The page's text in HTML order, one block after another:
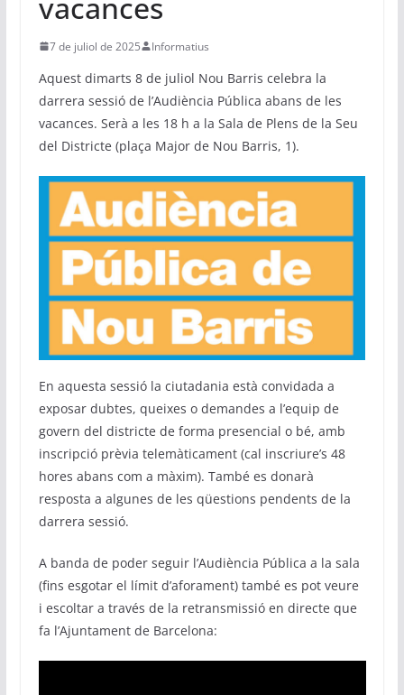
7 de juliol de 2025 Informatius
Aquest dimarts 8 de juliol Nou Barris celebra la
darrera sessió de l’Audiència Pública abans de les
vacances. Serà a les 18 h a la Sala de Plens de la Seu
del Districte (plaça Major de Nou Barris, 1).
En aquesta sessió la ciutadania està convidada a
exposar dubtes, queixes o demandes a l’equip de
govern del districte de forma presencial o bé, amb
inscripció prèvia telemàticament (cal inscriure’s 48
hores abans com a màxim). També es donarà
resposta a algunes de les qüestions pendents de la
darrera sessió.
A banda de poder seguir l’Audiència Pública a la sala
(fins esgotar el límit d’aforament) també es pot veure
i escoltar a través de la retransmissió en directe que
fa l’Ajuntament de Barcelona: